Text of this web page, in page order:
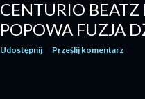
CENTURIO
POPOWA FUZJA
Udostępnij Prześlij komentarz